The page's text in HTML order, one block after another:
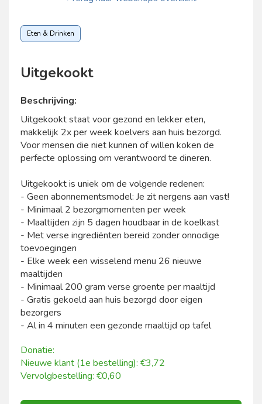
Eten & Drinken
Uitgekookt
Beschrijving:
Uitgekookt staat voor gezond en lekker eten,
makkelijk 2x per week koelvers aan huis bezorgd.
Voor mensen die niet kunnen of willen koken de
perfecte oplossing om verantwoord te dineren.
Uitgekookt is uniek om de volgende redenen:
- Geen abonnementsmodel: Je zit nergens aan vast!
- Minimaal 2 bezorgmomenten per week
- Maaltijden zijn 5 dagen houdbaar in de koelkast
- Met verse ingrediënten bereid zonder onnodige
toevoegingen
- Elke week een wisselend menu 26 nieuwe
maaltijden
- Minimaal 200 gram verse groente per maaltijd
- Gratis gekoeld aan huis bezorgd door eigen
bezorgers
- Al in 4 minuten een gezonde maaltijd op tafel
Donatie:
Nieuwe klant (1e bestelling): €3,72
Vervolgbestelling: €0,60